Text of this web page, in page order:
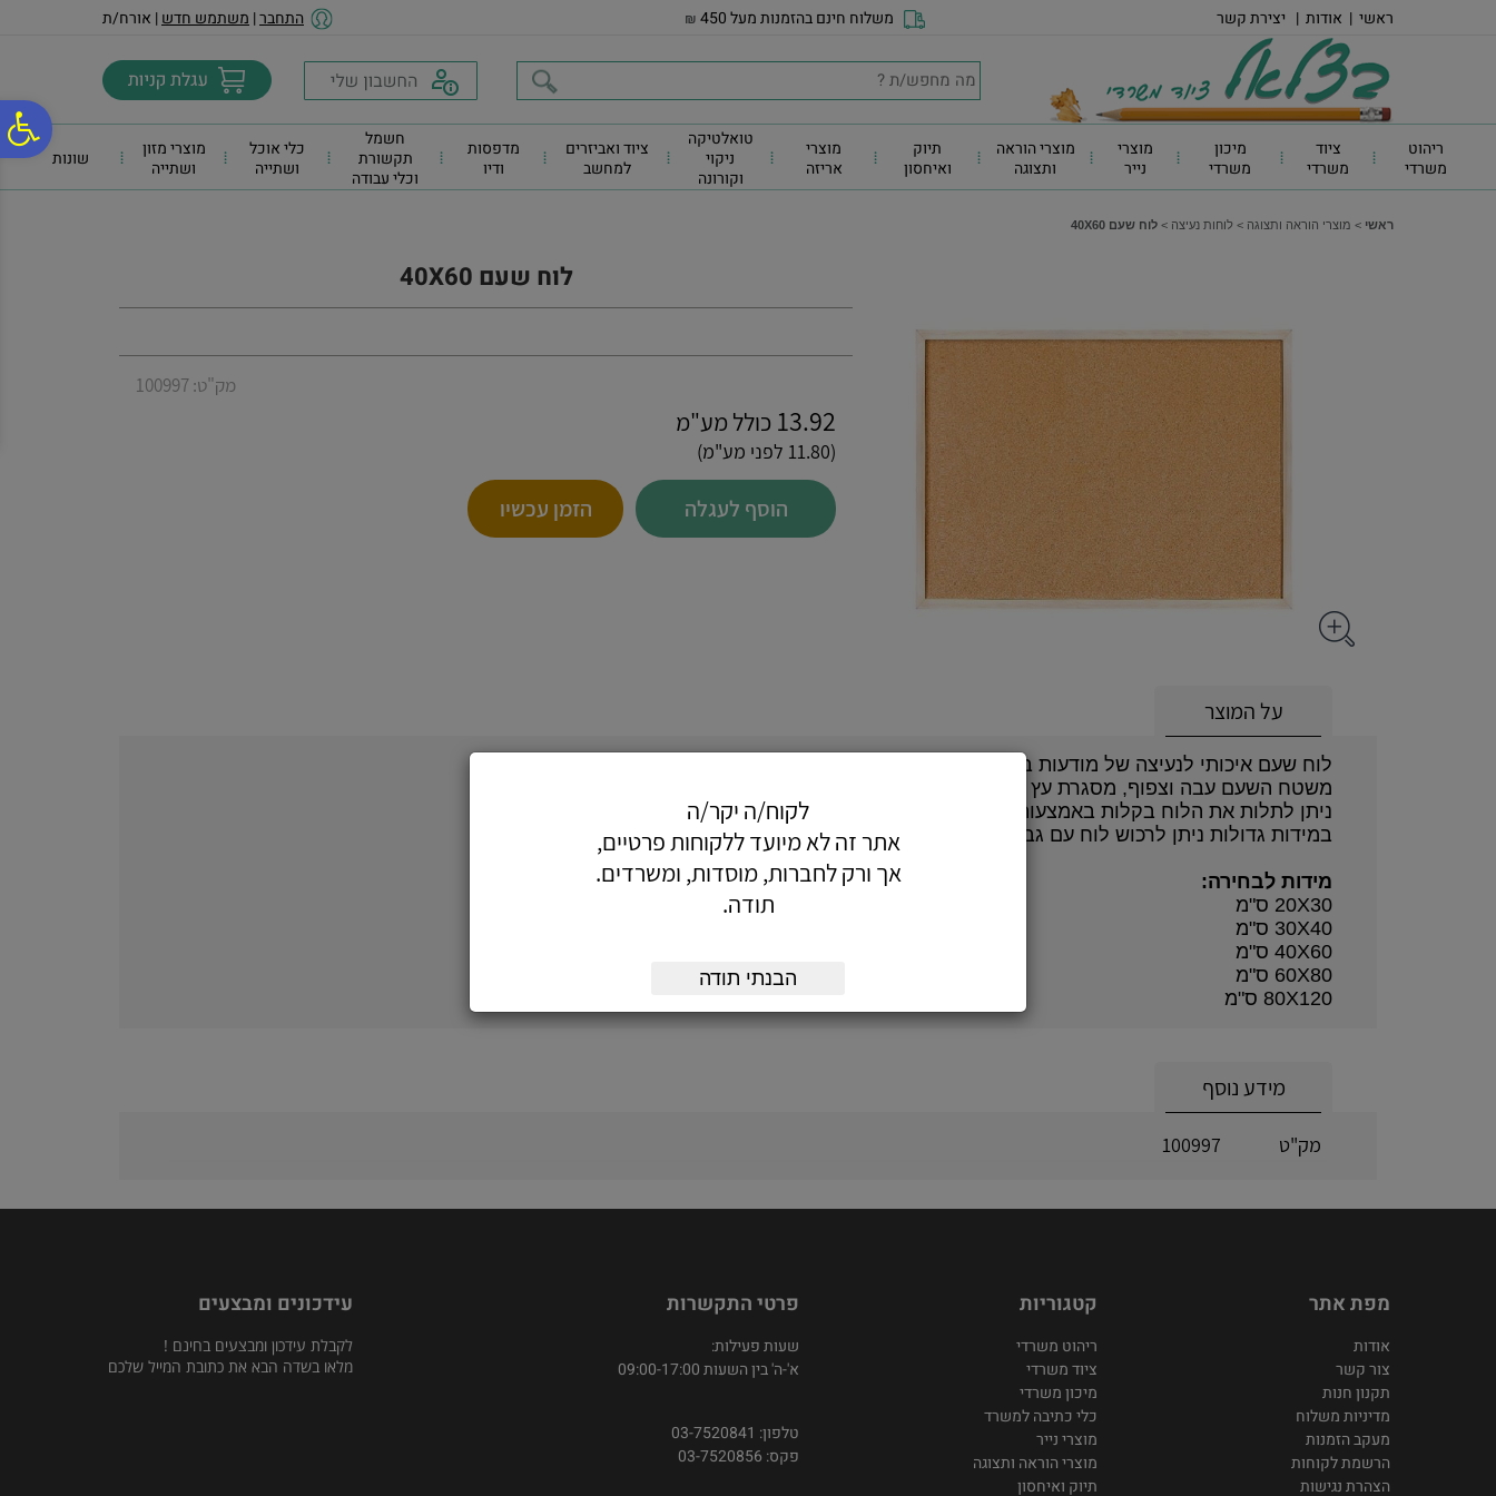
נגישות
אתר
המרכזי
ראשי | אודות | יצירת קשר משלוח חינם בהזמנות מעל 450 ₪ התחבר| משתמש חדש| אורח/ת
ריהוט
משרדי
ציוד
משרדי
מיכון
משרדי
מוצרי
נייר
מוצרי הוראה
ותצוגה
תיוק
ואיחסון
מוצרי
אריזה
טואלטיקה
ניקוי
וקורונה
ציוד ואביזרים
למחשב
מדפסות
ודיו
חשמל
תקשורת
וכלי עבודה
כלי אוכל
ושתייה
מוצרי מזון
ושתייה
שונות
ראשי > מוצרי הוראה ותצוגה > לוחות נעיצה > לוח שעם 40X60
לוח שעם 40X60
מק"ט: 100997
13.92 כולל מע"מ
(11.80 לפני מע"מ)
הוסף לעגלה הזמן עכשיו
על המוצר
לוח שעם איכותי לנעיצה של מודעות באמצעות סיכות.
משטח השעם עבה וצפוף, מסגרת עץ מהודרת.
ניתן לתלות את הלוח בקלות באמצעות חוט אחורי או ברגים.
במידות גדולות ניתן לרכוש לוח עם גב מזונית מיוחד לחיזוק מבנה הלוח.
מידות לבחירה:
20X30 ס"מ
30X40 ס"מ
40X60 ס"מ
60X80 ס"מ
80X120 ס"מ
מידע נוסף
מק"ט 100997
מפת אתר
אודות
צור קשר
תקנון חנות
מדיניות משלוח
מעקב הזמנות
הרשמת לקוחות
הצהרת נגישות
קטגוריות
ריהוט משרדי
ציוד משרדי
מיכון משרדי
כלי כתיבה למשרד
מוצרי נייר
מוצרי הוראה ותצוגה
תיוק ואיחסון
פרטי התקשרות
שעות פעילות:
א'-ה' בין השעות 09:00-17:00
טלפון: 03-7520841
פקס: 03-7520856
עידכונים ומבצעים
לקבלת עידכון ומבצעים בחינם !
מלאו בשדה הבא את כתובת המייל שלכם
לקוח/ה יקר/ה
אתר זה לא מיועד ללקוחות פרטיים,
אך ורק לחברות, מוסדות, ומשרדים.
תודה.
הבנתי תודה